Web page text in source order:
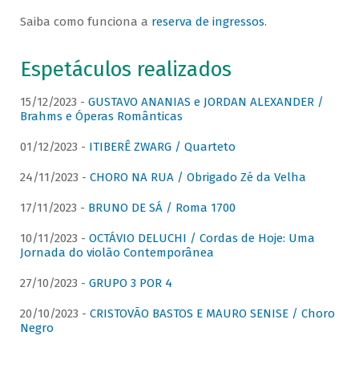
Saiba como funciona a reserva de ingressos.
Espetáculos realizados
15/12/2023 - GUSTAVO ANANIAS e JORDAN ALEXANDER /
Brahms e Óperas Românticas
01/12/2023 - ITIBERÊ ZWARG / Quarteto
24/11/2023 - CHORO NA RUA / Obrigado Zé da Velha
17/11/2023 - BRUNO DE SÁ / Roma 1700
10/11/2023 - OCTÁVIO DELUCHI / Cordas de Hoje: Uma
Jornada do violão Contemporânea
27/10/2023 - GRUPO 3 POR 4
20/10/2023 - CRISTOVÃO BASTOS E MAURO SENISE / Choro
Negro